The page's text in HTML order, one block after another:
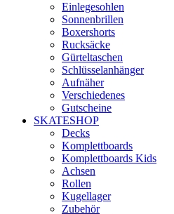
Einlegesohlen
Sonnenbrillen
Boxershorts
Rucksäcke
Gürteltaschen
Schlüsselanhänger
Aufnäher
Verschiedenes
Gutscheine
SKATESHOP
Decks
Komplettboards
Komplettboards Kids
Achsen
Rollen
Kugellager
Zubehör